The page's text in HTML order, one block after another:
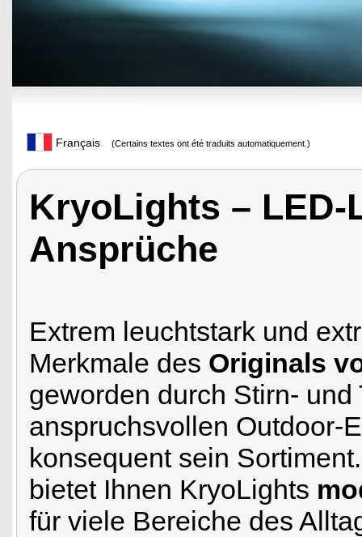
Français (Certains textes ont été traduits automatiquement.)
KryoLights –
Ansprüche
Extrem leuchtstark und
Merkmale des Originals
geworden durch Stirn-
anspruchsvollen Outdoor-
konsequent sein
bietet Ihnen KryoLights
für viele Bereiche des